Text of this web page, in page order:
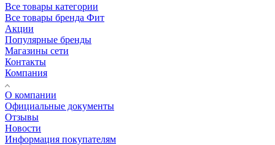
Все товары категории
Все товары бренда Фит
Акции
Популярные бренды
Магазины сети
Контакты
Компания
О компании
Официальные документы
Отзывы
Новости
Информация покупателям